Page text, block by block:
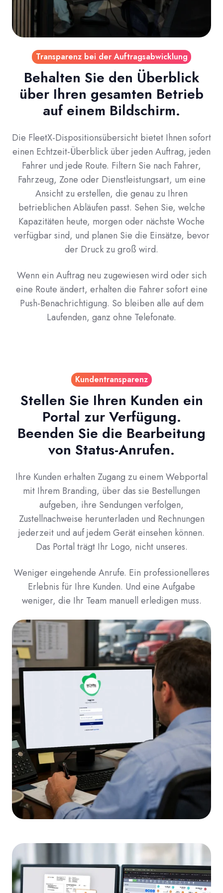
Transparenz bei der Auftragsabwicklung
Behalten Sie den Überblick
über Ihren gesamten Betrieb
auf einem Bildschirm.
Die FleetX-Dispositionsübersicht bietet Ihnen sofort
einen Echtzeit-Überblick über jeden Auftrag, jeden
Fahrer und jede Route. Filtern Sie nach Fahrer,
Fahrzeug, Zone oder Dienstleistungsart, um eine
Ansicht zu erstellen, die genau zu Ihren
betrieblichen Abläufen passt. Sehen Sie, welche
Kapazitäten heute, morgen oder nächste Woche
verfügbar sind, und planen Sie die Einsätze, bevor
der Druck zu groß wird.
Wenn ein Auftrag neu zugewiesen wird oder sich
eine Route ändert, erhalten die Fahrer sofort eine
Push-Benachrichtigung. So bleiben alle auf dem
Laufenden, ganz ohne Telefonate.
Kundentransparenz
Stellen Sie Ihren Kunden ein
Portal zur Verfügung.
Beenden Sie die Bearbeitung
von Status-Anrufen.
Ihre Kunden erhalten Zugang zu einem Webportal
mit Ihrem Branding, über das sie Bestellungen
aufgeben, ihre Sendungen verfolgen,
Zustellnachweise herunterladen und Rechnungen
jederzeit und auf jedem Gerät einsehen können.
Das Portal trägt Ihr Logo, nicht unseres.
Weniger eingehende Anrufe. Ein professionelleres
Erlebnis für Ihre Kunden. Und eine Aufgabe
weniger, die Ihr Team manuell erledigen muss.